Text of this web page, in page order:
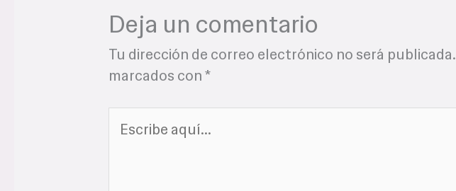
Deja un comentario
Tu dirección de correo electrónico no será publicada.
marcados con*
aquí...